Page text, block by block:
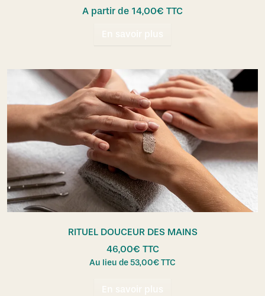
A partir de 14,00€ TTC
En savoir plus
RITUEL DOUCEUR DES MAINS
46,00€ TTC
Au lieu de53,00€TTC
En savoir plus